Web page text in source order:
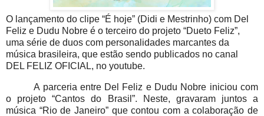
O lançamento do clipe “É hoje” (Didi e Mestrinho) com Del
Feliz e Dudu Nobre é o terceiro do projeto “Dueto Feliz”,
uma série de duos com personalidades marcantes da
música brasileira, que estão sendo publicados no canal
DEL FELIZ OFICIAL, no youtube.
A parceria entre Del Feliz e Dudu Nobre iniciou com
o projeto “Cantos do Brasil”. Neste, gravaram juntos a
música “Rio de Janeiro” que contou com a colaboração de